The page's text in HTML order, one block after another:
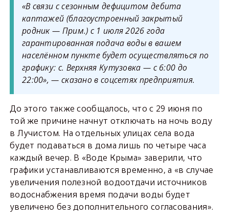
«В связи с сезонным дефицитом дебита
каптажей (благоустроенный закрытый
родник — Прим.) с 1 июля 2026 года
гарантированная подача воды в вашем
населённом пункте будет осуществляться по
графику: с. Верхняя Кутузовка — с 6:00 до
22:00», — сказано в соцсетях предприятия.
До этого также сообщалось, что с 29 июня по
той же причине начнут отключать на ночь воду
в Лучистом. На отдельных улицах села вода
будет подаваться в дома лишь по четыре часа
каждый вечер. В «Воде Крыма» заверили, что
графики устанавливаются временно, а «в случае
увеличения полезной водоотдачи источников
водоснабжения время подачи воды будет
увеличено без дополнительного согласования».